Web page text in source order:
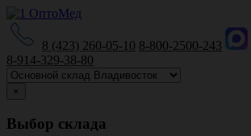
8 (423) 260-05-10 8-800-2500-243
8-914-329-38-80
×
Выбор склада